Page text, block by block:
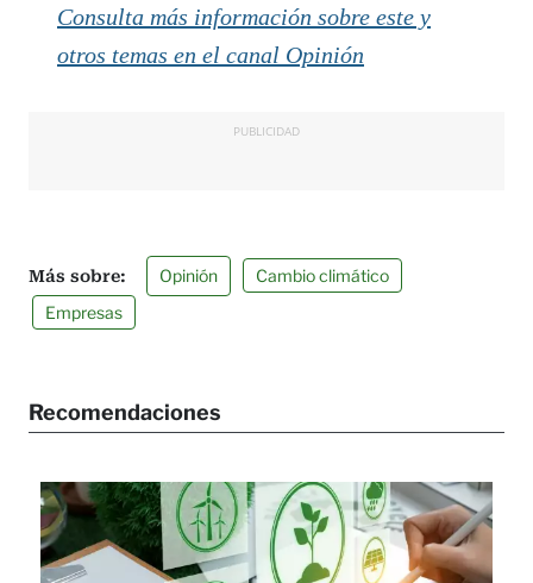
Consulta más información sobre este y
otros temas en el canal Opinión
PUBLICIDAD
Opinión
Cambio climático
Empresas
Recomendaciones